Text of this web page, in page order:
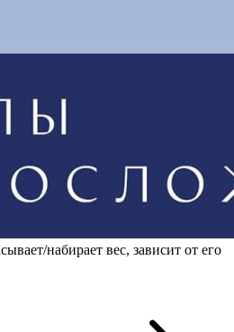
набирает вес, зависит от его